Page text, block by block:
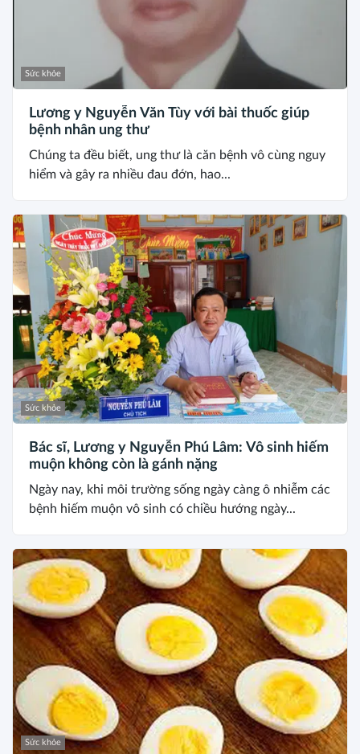
Sức khỏe
Lương y Nguyễn Văn Tùy với bài thuốc giúp
bệnh nhân ung thư
Chúng ta đều biết, ung thư là căn bệnh vô cùng nguy
hiểm và gây ra nhiều đau đớn, hao...
Sức khỏe
Bác sĩ, Lương y Nguyễn Phú Lâm: Vô sinh hiếm
muộn không còn là gánh nặng
Ngày nay, khi môi trường sống ngày càng ô nhiễm các
bệnh hiếm muộn vô sinh có chiều hướng ngày...
Sức khỏe